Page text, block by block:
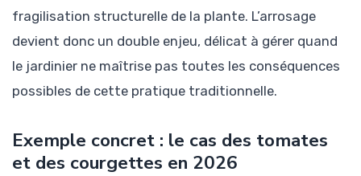
fragilisation structurelle de la plante. L’arrosage
devient donc un double enjeu, délicat à gérer quand
le jardinier ne maîtrise pas toutes les conséquences
possibles de cette pratique traditionnelle.
Exemple concret : le cas des tomates
et des courgettes en 2026